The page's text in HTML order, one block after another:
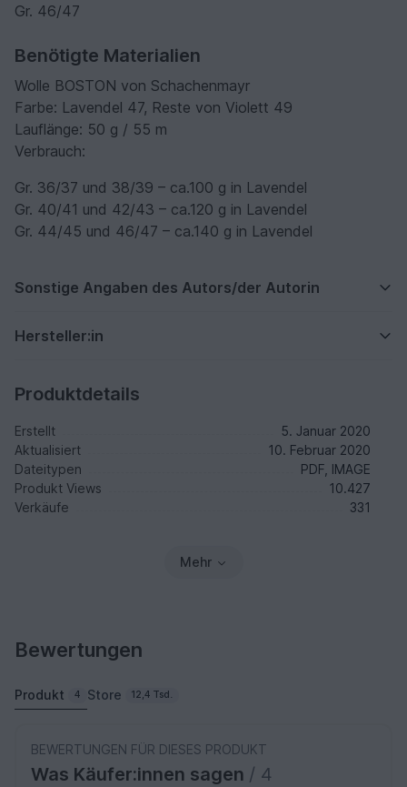
Gr. 46/47
Benötigte Materialien
Wolle BOSTON von Schachenmayr
Farbe: Lavendel 47, Reste von Violett 49
Lauflänge: 50 g / 55 m
Verbrauch:
Gr. 36/37 und 38/39 – ca.100 g in Lavendel
Gr. 40/41 und 42/43 – ca.120 g in Lavendel
Gr. 44/45 und 46/47 – ca.140 g in Lavendel
Sonstige Angaben des Autors/der Autorin
Hersteller:in
Produktdetails
Erstellt
5. Januar 2020
Aktualisiert
10. Februar 2020
Dateitypen
PDF, IMAGE
Produkt Views
10.427
Verkäufe
331
Mehr
Bewertungen
Produkt 4 Store 12,4 Tsd.
BEWERTUNGEN FÜR DIESES PRODUKT
Was Käufer:innen sagen / 4